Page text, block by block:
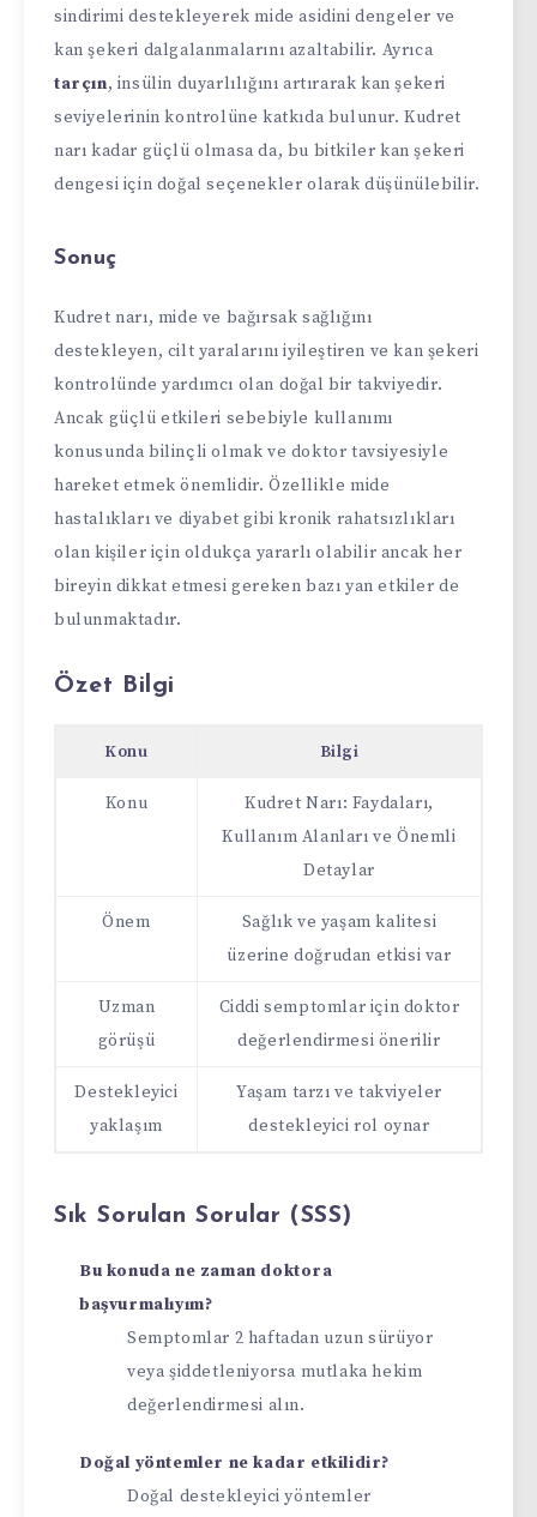
sindirimi destekleyerek mide asidini dengeler ve
kan şekeri dalgalanmalarını azaltabilir. Ayrıca
tarçın, insülin duyarlılığını artırarak kan şekeri
seviyelerinin kontrolüne katkıda bulunur. Kudret
narı kadar güçlü olmasa da, bu bitkiler kan şekeri
dengesi için doğal seçenekler olarak düşünülebilir.
Sonuç
Kudret narı, mide ve bağırsak sağlığını
destekleyen, cilt yaralarını iyileştiren ve kan şekeri
kontrolünde yardımcı olan doğal bir takviyedir.
Ancak güçlü etkileri sebebiyle kullanımı
konusunda bilinçli olmak ve doktor tavsiyesiyle
hareket etmek önemlidir. Özellikle mide
hastalıkları ve diyabet gibi kronik rahatsızlıkları
olan kişiler için oldukça yararlı olabilir ancak her
bireyin dikkat etmesi gereken bazı yan etkiler de
bulunmaktadır.
Özet Bilgi
Konu Bilgi
Konu
Kudret Narı: Faydaları,
Kullanım Alanları ve Önemli
Detaylar
Önem
Sağlık ve yaşam kalitesi
üzerine doğrudan etkisi var
Uzman
görüşü
Ciddi semptomlar için doktor
değerlendirmesi önerilir
Destekleyici
yaklaşım
Yaşam tarzı ve takviyeler
destekleyici rol oynar
Sık Sorulan Sorular (SSS)
Bu konuda ne zaman doktora
başvurmalıyım?
Semptomlar 2 haftadan uzun sürüyor
veya şiddetleniyorsa mutlaka hekim
değerlendirmesi alın.
Doğal yöntemler ne kadar etkilidir?
Doğal destekleyici yöntemler